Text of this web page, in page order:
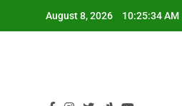
August 8, 2026 10:25:34 AM